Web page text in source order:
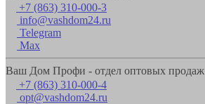
+7 (863) 310-000-3
info@vashdom24.ru
Telegram
Max
Ваш Дом Профи - отдел оптовых продаж
+7 (863) 310-000-4
opt@vashdom24.ru